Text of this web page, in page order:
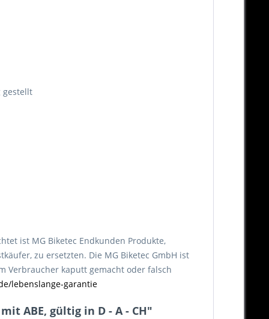
gestellt
ist MG Biketec Endkunden Produkte,
zu ersetzten. Die MG Biketec GmbH ist
Verbraucher kaputt gemacht oder falsch
lebenslange-garantie
ABE, gültig in D - A - CH"